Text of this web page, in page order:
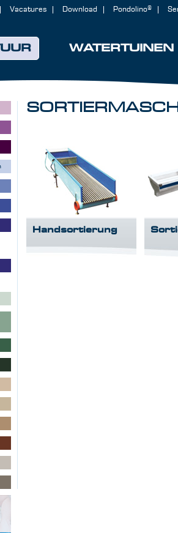
WATERTUINEN
Vacatures Download Pondolino®
Handsortierung